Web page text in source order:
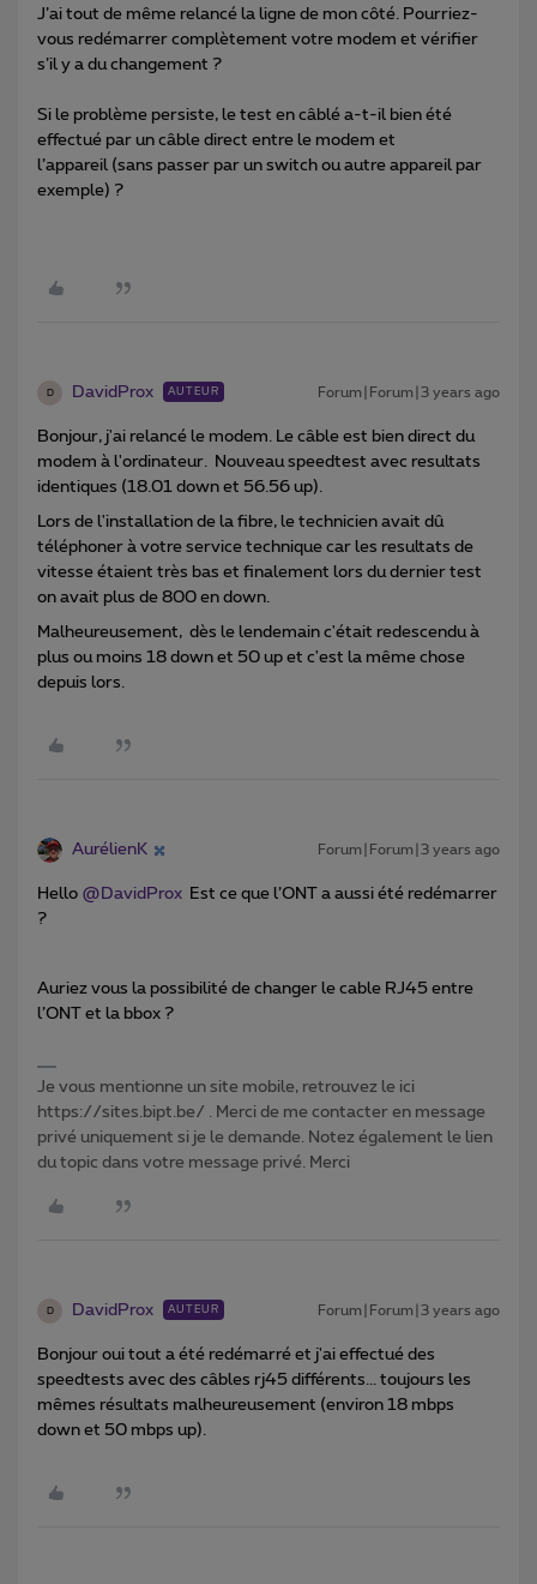
J’ai tout de même relancé la ligne de mon côté. Pourriez-
vous redémarrer complètement votre modem et vérifier
s’il y a du changement ?
Si le problème persiste, le test en câblé a-t-il bien été
effectué par un câble direct entre le modem et
l’appareil (sans passer par un switch ou autre appareil par
exemple) ?
D DavidProx AUTEUR Forum|Forum|3 years ago
Bonjour, j'ai relancé le modem. Le câble est bien direct du
modem à l'ordinateur. Nouveau speedtest avec resultats
identiques (18.01 down et 56.56 up).
Lors de l'installation de la fibre, le technicien avait dû
téléphoner à votre service technique car les resultats de
vitesse étaient très bas et finalement lors du dernier test
on avait plus de 800 en down.
Malheureusement, dès le lendemain c'était redescendu à
plus ou moins 18 down et 50 up et c'est la même chose
depuis lors.
AurélienK Forum|Forum|3 years ago
Hello @DavidProx Est ce que l’ONT a aussi été redémarrer
?
Auriez vous la possibilité de changer le cable RJ45 entre
l’ONT et la bbox ?
Je vous mentionne un site mobile, retrouvez le ici
https://sites.bipt.be/ . Merci de me contacter en message
privé uniquement si je le demande. Notez également le lien
du topic dans votre message privé. Merci
D DavidProx AUTEUR Forum|Forum|3 years ago
Bonjour oui tout a été redémarré et j'ai effectué des
speedtests avec des câbles rj45 différents... toujours les
mêmes résultats malheureusement (environ 18 mbps
down et 50 mbps up).